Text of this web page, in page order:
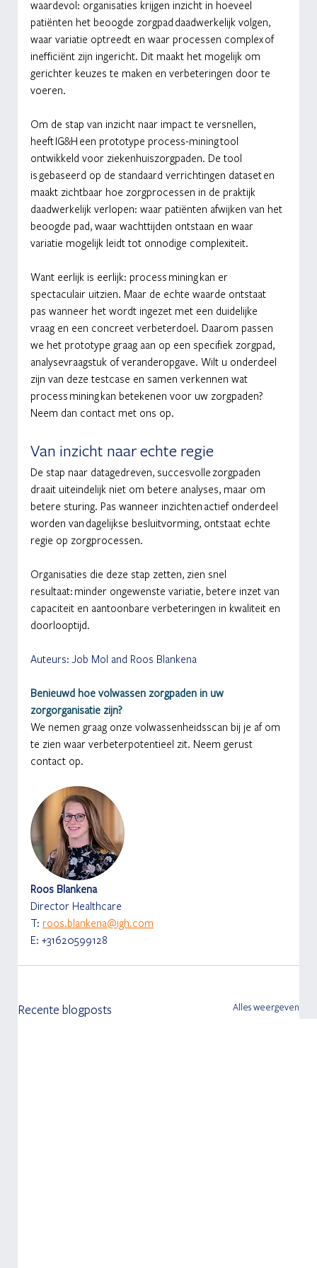
waardevol: organisaties krijgen inzicht in hoeveel
patiënten het beoogde zorgpad daadwerkelijk volgen,
waar variatie optreedt en waar processen complex of
inefficiënt zijn ingericht. Dit maakt het mogelijk om
gerichter keuzes te maken en verbeteringen door te
voeren.
Om de stap van inzicht naar impact te versnellen,
heeft IG&H een prototype process-mining tool
ontwikkeld voor ziekenhuiszorgpaden. De tool
is gebaseerd op de standaard verrichtingen dataset en
maakt zichtbaar hoe zorgprocessen in de praktijk
daadwerkelijk verlopen: waar patiënten afwijken van het
beoogde pad, waar wachttijden ontstaan en waar
variatie mogelijk leidt tot onnodige complexiteit.
Want eerlijk is eerlijk: process mining kan er
spectaculair uitzien. Maar de echte waarde ontstaat
pas wanneer het wordt ingezet met een duidelijke
vraag en een concreet verbeterdoel. Daarom passen
we het prototype graag aan op een specifiek zorgpad,
analysevraagstuk of veranderopgave. Wilt u onderdeel
zijn van deze testcase en samen verkennen wat
process mining kan betekenen voor uw zorgpaden?
Neem dan contact met ons op.
Van inzicht naar echte regie
De stap naar datagedreven, succesvolle zorgpaden
draait uiteindelijk niet om betere analyses, maar om
betere sturing. Pas wanneer inzichten actief onderdeel
worden van dagelijkse besluitvorming, ontstaat echte
regie op zorgprocessen.
Organisaties die deze stap zetten, zien snel
resultaat: minder ongewenste variatie, betere inzet van
capaciteit en aantoonbare verbeteringen in kwaliteit en
doorlooptijd.
Auteurs: Job Mol and Roos Blankena
Benieuwd hoe volwassen zorgpaden in uw
zorgorganisatie zijn?
We nemen graag onze volwassenheidsscan bij je af om
te zien waar verbeterpotentieel zit. Neem gerust
contact op.
Roos Blankena
Director Healthcare
T: roos.blankena@igh.com
E: +31620599128
Recente blogposts Alles weergeven